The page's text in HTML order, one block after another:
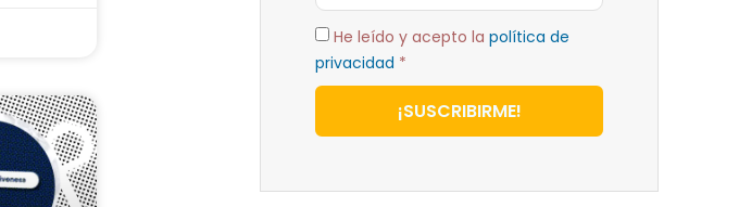
He leído y acepto la política de
privacidad *
¡SUSCRIBIRME!